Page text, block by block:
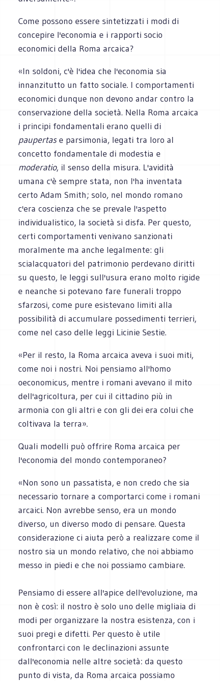
Come possono essere sintetizzati i modi di
concepire l'economia e i rapporti socio
economici della Roma arcaica?
«In soldoni, c'è l'idea che l'economia sia
innanzitutto un fatto sociale. I comportamenti
economici dunque non devono andar contro la
conservazione della società. Nella Roma arcaica
i principi fondamentali erano quelli di
paupertase parsimonia, legati tra loro al
concetto fondamentale di modestia e
moderatio, il senso della misura. L'avidità
umana c'è sempre stata, non l'ha inventata
certo Adam Smith; solo, nel mondo romano
c'era coscienza che se prevale l'aspetto
individualistico, la società si disfa. Per questo,
certi comportamenti venivano sanzionati
moralmente ma anche legalmente: gli
scialacquatori del patrimonio perdevano diritti
su questo, le leggi sull'usura erano molto rigide
e neanche si potevano fare funerali troppo
sfarzosi, come pure esistevano limiti alla
possibilità di accumulare possedimenti terrieri,
come nel caso delle leggi Licinie Sestie.
«Per il resto, la Roma arcaica aveva i suoi miti,
come noi i nostri. Noi pensiamo all'homo
oeconomicus, mentre i romani avevano il mito
dell'agricoltura, per cui il cittadino più in
armonia con gli altri e con gli dei era colui che
coltivava la terra».
Quali modelli può offrire Roma arcaica per
l'economia del mondo contemporaneo?
«Non sono un passatista, e non credo che sia
necessario tornare a comportarci come i romani
arcaici. Non avrebbe senso, era un mondo
diverso, un diverso modo di pensare. Questa
considerazione ci aiuta però a realizzare come il
nostro sia un mondo relativo, che noi abbiamo
messo in piedi e che noi possiamo cambiare.
Pensiamo di essere all'apice dell'evoluzione, ma
non è così: il nostro è solo uno delle migliaia di
modi per organizzare la nostra esistenza, con i
suoi pregi e difetti. Per questo è utile
confrontarci con le declinazioni assunte
dall'economia nelle altre società: da questo
punto di vista, da Roma arcaica possiamo